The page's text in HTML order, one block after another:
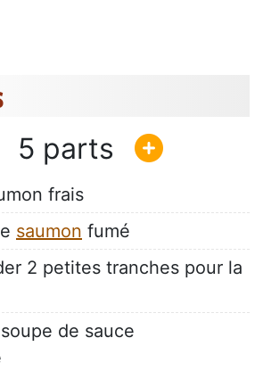
5
frais
saumon fumé
2 petites tranches pour la
de sauce